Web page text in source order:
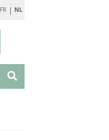
FR | NL